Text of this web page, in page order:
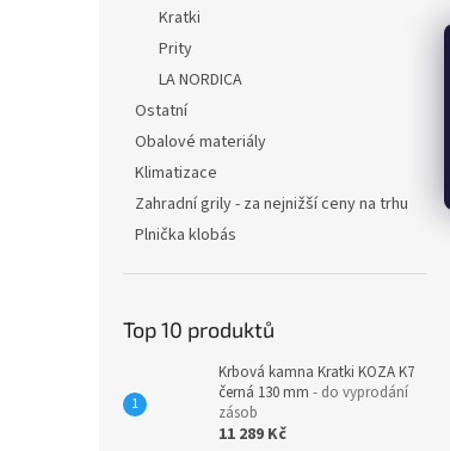
Kratki
Prity
LA NORDICA
Ostatní
Obalové materiály
Klimatizace
Zahradní grily - za nejnižší ceny na trhu
Plnička klobás
Top 10 produktů
Krbová kamna Kratki KOZA K7
černá 130 mm - do vyprodání
zásob
11 289 Kč